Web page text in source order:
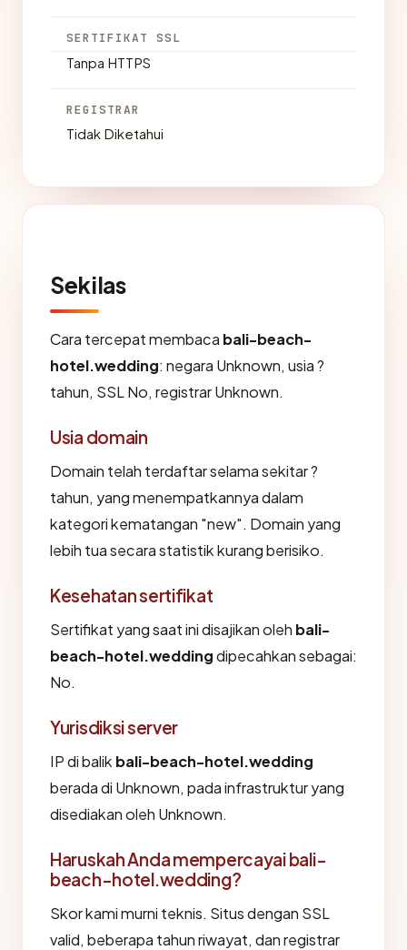
SERTIFIKAT SSL
Tanpa HTTPS
REGISTRAR
Tidak Diketahui
Sekilas
Cara tercepat membaca bali-beach-
hotel.wedding: negara Unknown, usia ?
tahun, SSL No, registrar Unknown.
Usia domain
Domain telah terdaftar selama sekitar ?
tahun, yang menempatkannya dalam
kategori kematangan "new". Domain yang
lebih tua secara statistik kurang berisiko.
Kesehatan sertifikat
Sertifikat yang saat ini disajikan oleh bali-
beach-hotel.weddingdipecahkan sebagai:
No.
Yurisdiksi server
IP di balik bali-beach-hotel.wedding
berada di Unknown, pada infrastruktur yang
disediakan oleh Unknown.
Haruskah Anda mempercayai bali-
beach-hotel.wedding?
Skor kami murni teknis. Situs dengan SSL
valid, beberapa tahun riwayat, dan registrar